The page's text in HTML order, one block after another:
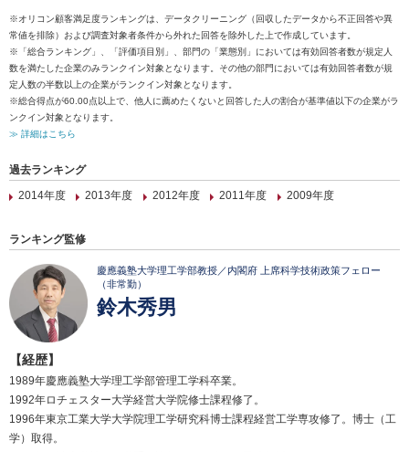
※オリコン顧客満足度ランキングは、データクリーニング（回収したデータから不正回答や異
常値を排除）および調査対象者条件から外れた回答を除外した上で作成しています。
※「総合ランキング」、「評価項目別」、部門の「業態別」においては有効回答者数が規定人
数を満たした企業のみランクイン対象となります。その他の部門においては有効回答者数が規
定人数の半数以上の企業がランクイン対象となります。
※総合得点が60.00点以上で、他人に薦めたくないと回答した人の割合が基準値以下の企業がラ
ンクイン対象となります。
≫ 詳細はこちら
過去ランキング
2014年度
2013年度 2012年度 2011年度 2009年度
ランキング監修
慶應義塾大学理工学部教授／内閣府 上席科学技術政策フェロー
（非常勤）
鈴木秀男
【経歴】
1989年慶應義塾大学理工学部管理工学科卒業。
1992年ロチェスター大学経営大学院修士課程修了。
1996年東京工業大学大学院理工学研究科博士課程経営工学専攻修了。博士（工
学）取得。